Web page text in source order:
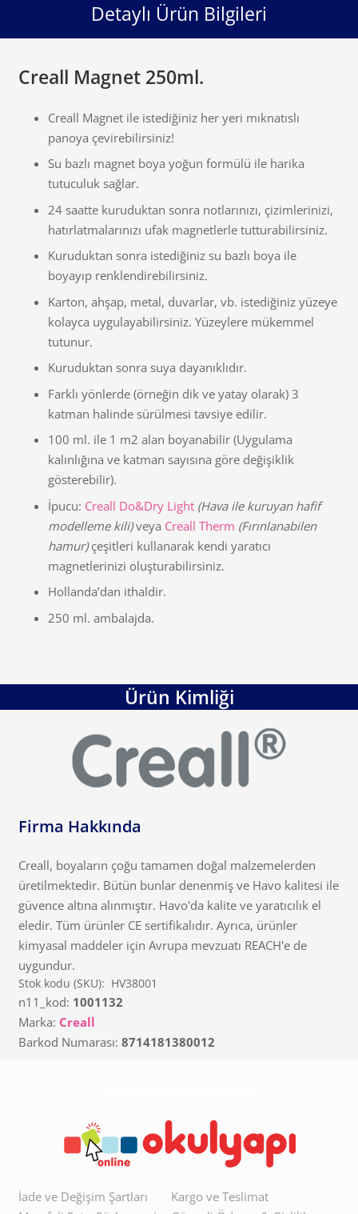
Detaylı Ürün Bilgileri
Creall Magnet 250ml.
Creall Magnet ile istediğiniz her yeri mıknatıslı
panoya çevirebilirsiniz!
Su bazlı magnet boya yoğun formülü ile harika
tutuculuk sağlar.
24 saatte kuruduktan sonra notlarınızı, çizimlerinizi,
hatırlatmalarınızı ufak magnetlerle tutturabilirsiniz.
Kuruduktan sonra istediğiniz su bazlı boya ile
boyayıp renklendirebilirsiniz.
Karton, ahşap, metal, duvarlar, vb. istediğiniz yüzeye
kolayca uygulayabilirsiniz. Yüzeylere mükemmel
tutunur.
Kuruduktan sonra suya dayanıklıdır.
Farklı yönlerde (örneğin dik ve yatay olarak) 3
katman halinde sürülmesi tavsiye edilir.
100 ml. ile 1 m2 alan boyanabilir (Uygulama
kalınlığına ve katman sayısına göre değişiklik
gösterebilir).
İpucu: Creall Do&Dry Light (Hava ile kuruyan hafif
modelleme kili)veya Creall Therm (Fırınlanabilen
hamur)çeşitleri kullanarak kendi yaratıcı
magnetlerinizi oluşturabilirsiniz.
Hollanda’dan ithaldir.
250 ml. ambalajda.
Ürün Kimliği
Firma Hakkında
Creall, boyaların çoğu tamamen doğal malzemelerden
üretilmektedir. Bütün bunlar denenmiş ve Havo kalitesi ile
güvence altına alınmıştır. Havo'da kalite ve yaratıcılık el
eledir. Tüm ürünler CE sertifikalıdır. Ayrıca, ürünler
kimyasal maddeler için Avrupa mevzuatı REACH'e de
uygundur.
Stok kodu (SKU): HV38001
n11_kod: 1001132
Marka: Creall
Barkod Numarası: 8714181380012
İade ve Değişim Şartları
Kargo ve Teslimat